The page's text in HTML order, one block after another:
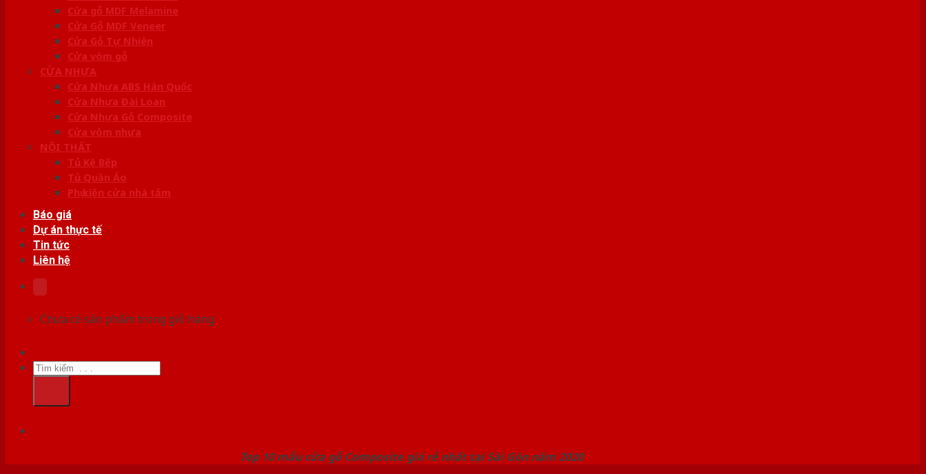
Cửa gỗ MDF Melamine
Cửa Gỗ MDF Veneer
Cửa Gỗ Tự Nhiên
Cửa vòm gỗ
CỬA NHỰA
Cửa Nhựa ABS Hàn Quốc
Cửa Nhựa Đài Loan
Cửa Nhựa Gỗ Composite
Cửa vòm nhựa
NỘI THẤT
Tủ Kệ Bếp
Tủ Quần Áo
Phụ kiện cửa nhà tắm
Báo giá
Dự án thực tế
Tin tức
Liên hệ
Chưa có sản phẩm trong giỏ hàng.
Tìm
kiếm:
Top 10 mẫu cửa gỗ Composite giá rẻ nhất tại Sài Gòn năm 2020